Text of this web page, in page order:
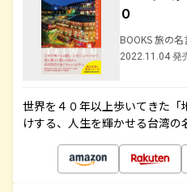
０
BOOKS 旅の
2022.11.04 発
世界を４０年以上歩いてきた
けする、人生を輝かせる台湾の